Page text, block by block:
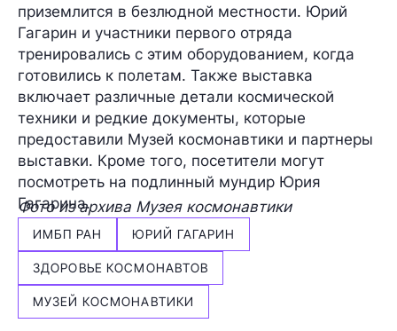
приземлится в безлюдной местности. Юрий
Гагарин и участники первого отряда
тренировались с этим оборудованием, когда
готовились к полетам. Также выставка
включает различные детали космической
техники и редкие документы, которые
предоставили Музей космонавтики и партнеры
выставки. Кроме того, посетители могут
посмотреть на подлинный мундир Юрия
Гагарина.
Фото из архива Музея космонавтики
ИМБП РАН ЮРИЙ ГАГАРИН
ЗДОРОВЬЕ КОСМОНАВТОВ
МУЗЕЙ КОСМОНАВТИКИ